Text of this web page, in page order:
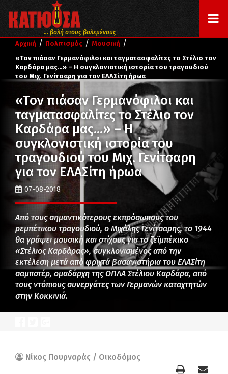
... βολή στους βολεμένους
Αρχική / Πολιτισμός / Μουσική /
«Τον πιάσαν Γερμανόφιλοι και ταγματασφαλίτες το Στέλιο τον
Καρδάρα μας…» – Η συγκλονιστική ιστορία του τραγουδιού
του Μιχ. Γενίτσαρη για τον ΕΛΑΣίτη ήρωα
«Τον πιάσαν Γερμανόφιλοι και
ταγματασφαλίτες το Στέλιο τον
Καρδάρα μας…» – Η
συγκλονιστική ιστορία του
τραγουδιού του Μιχ. Γενίτσαρη
για τον ΕΛΑΣίτη ήρωα
07-08-2018
Από τους σημαντικότερους εκπρόσωπους του
ρεμπέτικου τραγουδιού, ο Μιχάλης Γενίτσαρης, το 1944
θα γράψει μουσική και στίχους για το ζεϊμπέκικο
«Στέλιος Καρδάρας», συγκλονισμένος από την
εκτέλεση μετά από φριχτά βασανιστήρια του ΕΛΑΣίτη
σαμποτέρ, ομαδάρχη της ΟΠΛΑ Στέλιου Καρδάρα, από
τους ντόπιους συνεργάτες των Γερμανών καταχτητών
στην Κοκκινιά.
Νίκος Πουρναράς / Οικοδόμος